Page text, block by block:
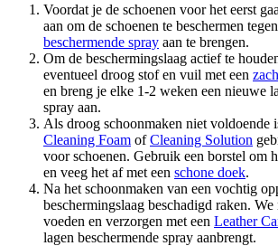
Voordat je de schoenen voor het eerst
aan om de schoenen te beschermen
beschermende spray aan te brengen.
Om de beschermingslaag actief te
eventueel droog stof en vuil met een
en breng je elke 1-2 weken een nieuwe
spray aan.
Als droog schoonmaken niet voldoende
Cleaning Foam ofCleaning Solution
voor schoenen. Gebruik een borstel om
en veeg het af met een schone doek.
Na het schoonmaken van een vochtig
beschermingslaag beschadigd raken. We
voeden en verzorgen met een Leather
lagen beschermende spray aanbrengt.